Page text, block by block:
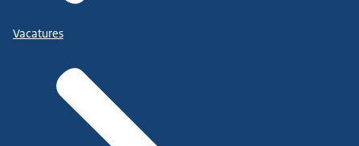
Vacatures